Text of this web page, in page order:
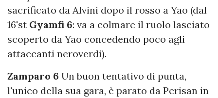
sacrificato da Alvini dopo il rosso a Yao (dal
16'st Gyamfi 6: va a colmare il ruolo lasciato
scoperto da Yao concedendo poco agli
attaccanti neroverdi).
Zamparo 6 Un buon tentativo di punta,
l'unico della sua gara, è parato da Perisan in